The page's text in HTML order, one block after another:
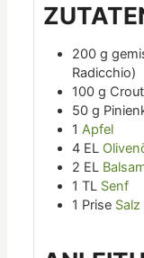
200 g
Radicchio)
100 g
50 g
1 Apfel
4 EL
2 EL
1 TL Senf
1 Prise